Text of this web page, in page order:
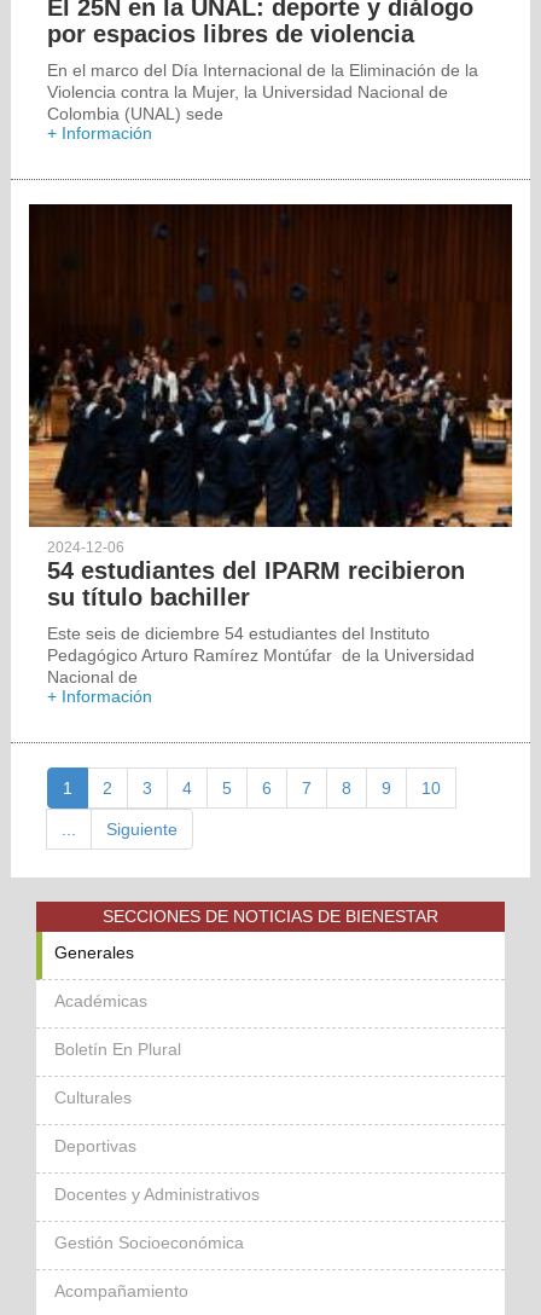
El 25N en la UNAL: deporte y diálogo
por espacios libres de violencia
En el marco del Día Internacional de la Eliminación de la
Violencia contra la Mujer, la Universidad Nacional de
Colombia (UNAL) sede
+ Información
2024-12-06
54 estudiantes del IPARM recibieron
su título bachiller
Este seis de diciembre 54 estudiantes del Instituto
Pedagógico Arturo Ramírez Montúfar de la Universidad
Nacional de
+ Información
1 2 3 4 5 6 7 8 9 10
... Siguiente
SECCIONES DE NOTICIAS DE BIENESTAR
Generales
Académicas
Boletín En Plural
Culturales
Deportivas
Docentes y Administrativos
Gestión Socioeconómica
Acompañamiento